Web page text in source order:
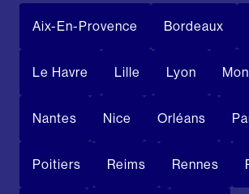
Aix-En-Provence Bordeaux
Le Havre Lille Lyon
Nantes Nice Orléans
Poitiers Reims Rennes